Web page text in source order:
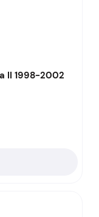
II 1998-2002